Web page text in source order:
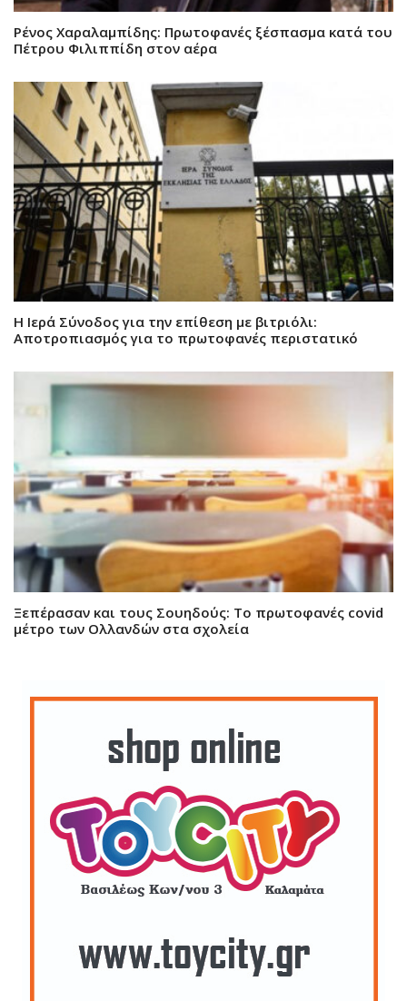
Ρένος Χαραλαμπίδης: Πρωτοφανές ξέσπασμα κατά του
Πέτρου Φιλιππίδη στον αέρα
Η Ιερά Σύνοδος για την επίθεση με βιτριόλι:
Αποτροπιασμός για το πρωτοφανές περιστατικό
Ξεπέρασαν και τους Σουηδούς: Το πρωτοφανές covid
μέτρο των Ολλανδών στα σχολεία